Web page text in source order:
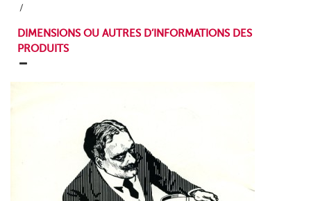
/
DIMENSIONS OU AUTRES D’INFORMATIONS DES
PRODUITS